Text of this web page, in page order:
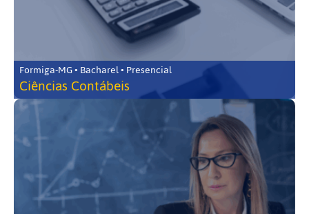
Formiga-MG • Bacharel • Presencial
Ciências Contábeis